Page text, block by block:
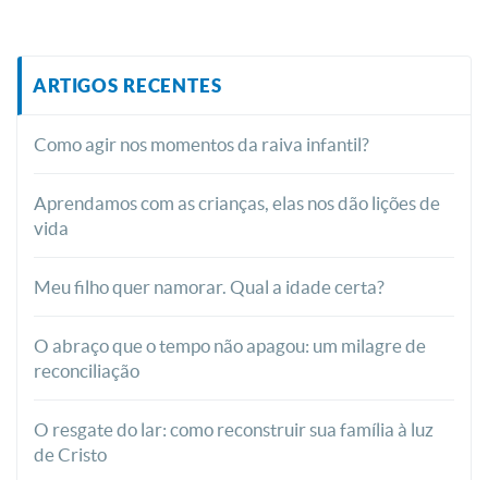
ARTIGOS RECENTES
Como agir nos momentos da raiva infantil?
Aprendamos com as crianças, elas nos dão lições de
vida
Meu filho quer namorar. Qual a idade certa?
O abraço que o tempo não apagou: um milagre de
reconciliação
O resgate do lar: como reconstruir sua família à luz
de Cristo